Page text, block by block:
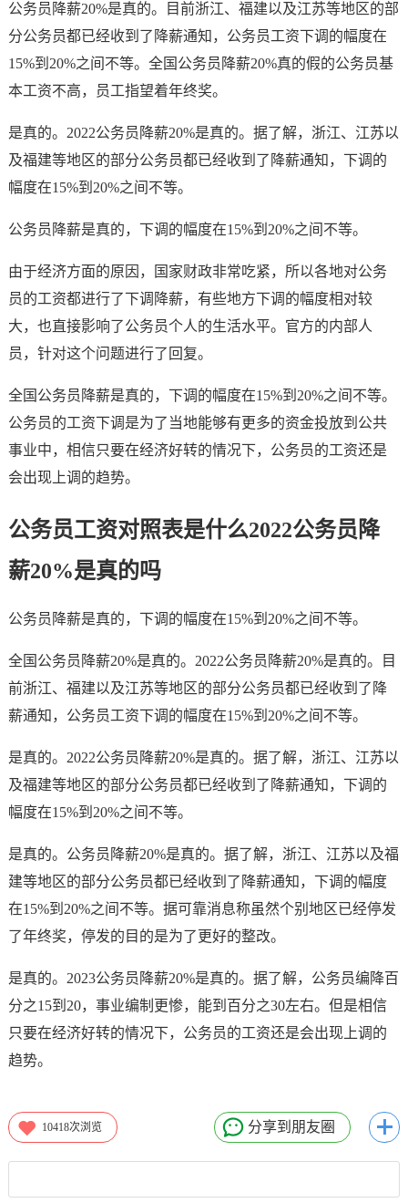
公务员降薪20%是真的。目前浙江、福建以及江苏等地区的部
分公务员都已经收到了降薪通知，公务员工资下调的幅度在
15%到20%之间不等。全国公务员降薪20%真的假的公务员基
本工资不高，员工指望着年终奖。
是真的。2022公务员降薪20%是真的。据了解，浙江、江苏以
及福建等地区的部分公务员都已经收到了降薪通知，下调的
幅度在15%到20%之间不等。
公务员降薪是真的，下调的幅度在15%到20%之间不等。
由于经济方面的原因，国家财政非常吃紧，所以各地对公务
员的工资都进行了下调降薪，有些地方下调的幅度相对较
大，也直接影响了公务员个人的生活水平。官方的内部人
员，针对这个问题进行了回复。
全国公务员降薪是真的，下调的幅度在15%到20%之间不等。
公务员的工资下调是为了当地能够有更多的资金投放到公共
事业中，相信只要在经济好转的情况下，公务员的工资还是
会出现上调的趋势。
公务员工资对照表是什么2022公务员降
薪20%是真的吗
公务员降薪是真的，下调的幅度在15%到20%之间不等。
全国公务员降薪20%是真的。2022公务员降薪20%是真的。目
前浙江、福建以及江苏等地区的部分公务员都已经收到了降
薪通知，公务员工资下调的幅度在15%到20%之间不等。
是真的。2022公务员降薪20%是真的。据了解，浙江、江苏以
及福建等地区的部分公务员都已经收到了降薪通知，下调的
幅度在15%到20%之间不等。
是真的。公务员降薪20%是真的。据了解，浙江、江苏以及福
建等地区的部分公务员都已经收到了降薪通知，下调的幅度
在15%到20%之间不等。据可靠消息称虽然个别地区已经停发
了年终奖，停发的目的是为了更好的整改。
是真的。2023公务员降薪20%是真的。据了解，公务员编降百
分之15到20，事业编制更惨，能到百分之30左右。但是相信
只要在经济好转的情况下，公务员的工资还是会出现上调的
趋势。
10418次浏览 分享到朋友圈